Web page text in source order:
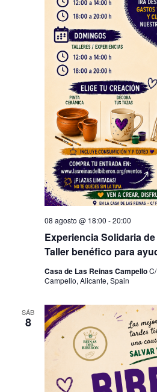
Experiencia Solidaria
Taller benéfico para
08 agosto @ 18:00 -20:00
Casa de Las Reinas Campello
Campello, Alicante, Spain
SÁB
8